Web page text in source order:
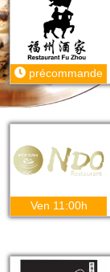
précommande
Ven 11:00h